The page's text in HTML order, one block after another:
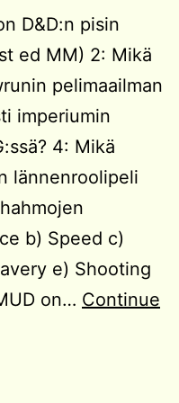
D&D:n pisin
ed MM) 2: Mikä
pelimaailman
imperiumin
4: Mikä
lännenroolipeli
b) Speed c)
e) Shooting
on… Continue